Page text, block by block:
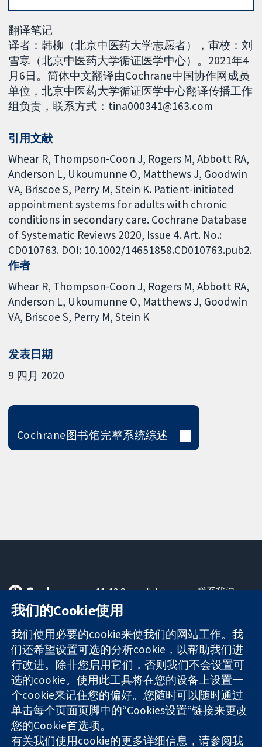
翻译笔记
译者：韩柳（北京中医药大学志愿者），审校：刘
雪寒（北京中医药大学循证医学中心）。2021年4
月6日。简体中文翻译由Cochrane中国协作网成员
单位，北京中医药大学循证医学中心翻译传播工作
组负责，联系方式：tina000341@163.com
引用文献
Whear R, Thompson-Coon J, Rogers M, Abbott RA,
Anderson L, Ukoumunne O, Matthews J, Goodwin
VA, Briscoe S, Perry M, Stein K. Patient-initiated
appointment systems for adults with chronic
conditions in secondary care. Cochrane Database
of Systematic Reviews 2020, Issue 4. Art. No.:
CD010763. DOI: 10.1002/14651858.CD010763.pub2.
作者
Whear R Thompson-Coon J Rogers M Abbott RA
Anderson L Ukoumunne O Matthews J Goodwin
VA Briscoe S Perry M Stein K
发表日期
9 四月 2020
Cochrane图书馆完整系统综述
可信任的证据
知情决定
更完善的医疗健
康
11-13 Cavendish
Square
London
W1G 0AN
United Kingdom
联系我们
关于我们
工作机会
Cochrane
Library
The Cochrane Collaboration is a charity (no. 1045921) and a
company limited by guarantee (no. 03044323) registered in
England & Wales. VAT registration number GB 718 2127 49.
我们的Cookie使用
我们使用必要的cookie来使我们的网站工作。我
们还希望设置可选的分析cookie，以帮助我们进
行改进。除非您启用它们，否则我们不会设置可
选的cookie。使用此工具将在您的设备上设置一
个cookie来记住您的偏好。您随时可以随时通过
单击每个页面页脚中的“Cookies设置”链接来更改
您的Cookie首选项。
有关我们使用cookie的更多详细信息，请参阅我